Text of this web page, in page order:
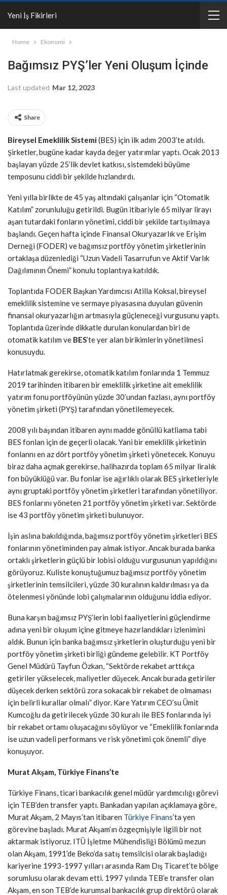
Yeni İş Fikirleri
Home Ekonomi
Bağımsız PYŞ’ler Yeni Oluşum İçinde
Last updated Mar 12, 2023
Share
Bireysel Emeklilik Sistemi(BES) için ilk adım 2003’te atıldı.
Şirketler, bugüne kadar kayda değer yatırımlar yaptı. Ocak 2013
başlayan yüzde 25’lik devlet katkısı, sistemdeki büyüme
temposunu ciddi bir şekilde hızlandırdı.
Yeni yılla birlikte de 45 yaş altındaki çalışanlar için “Otomatik
Katılım” zorunluluğu getirildi. Bugün itibariyle 65 milyar lirayı
aşan tutardaki fonların yönetimi, ciddi bir şekilde tartışılmaya
başlandı. Geçen hafta içinde Finansal Okuryazarlık ve Erişim
Derneği (FODER) ve bağımsız portföy yönetim şirketlerinin
ortaklaşa düzenlediği “Uzun Vadeli Tasarrufun ve Aktif Varlık
Dağılımının Önemi” konulu toplantıya katıldık.
Toplantıda FODER Başkan Yardımcısı Atilla Koksal, bireysel
emeklilik sistemine ve sermaye piyasasına duyulan güvenin
finansal okuryazarlığın artmasıyla güçleneceği vurgusunu yaptı.
Toplantıda üzerinde dikkatle durulan konulardan biri de
otomatik katılım ve BES’te yer alan birikimlerin yönetilmesi
konusuydu.
Hatırlatmak gerekirse, otomatik katılım fonlarında 1 Temmuz
2019 tarihinden itibaren bir emeklilik şirketine ait emeklilik
yatırım fonu portföyünün yüzde 30’undan fazlası, aynı portföy
yönetim şirketi (PYŞ) tarafından yönetilemeyecek.
2008 yılı başından itibaren aynı madde gönüllü katliama tabi
BES fonlan için de geçerli olacak. Yani bir emeklilik şirketinin
fonlannı en az dört portföy yönetim şirketi yönetecek. Konuyu
biraz daha açmak gerekirse, halihazırda toplam 65 milyar liralık
fon büyüklüğü var. Bu fonlar ise ağırlıklı olarak BES şirketleriyle
aynı gruptaki portföy yönetim şirketleri tarafından yönetiliyor.
BES fonlarını yöneten 21 portföy yönetim şirketi var. Sektörde
ise 43 portföy yönetim şirketi bulunuyor.
İşin aslına bakıldığında, bağımsız portföy yönetim şirketleri BES
fonlarının yönetiminden pay almak istiyor. Ancak burada banka
ortaklı şirketlerin güçlü bir lobisi olduğu vurgusunun yapıldığını
görüyoruz. Kuliste konuştuğumuz bağımsız portföy yönetim
şirketlerinin temsilcileri, yüzde 30 kuralının kaldırılması ya da
ötelenmesi yönünde lobi çalışmalarının olduğunu iddia ediyor.
Buna karşın bağımsız PYŞ’lerin lobi faaliyetlerini güçlendirme
adına yeni bir oluşum içine gitmeye hazırlandıkları izlenimini
aldık. Bunun için banka bağımsız şirketlerin oluşturduğu yeni bir
portföy yönetim şirketi birliği gündeme gelebilir. KT Portföy
Genel Müdürü Tayfun Özkan, “Sektörde rekabet arttıkça
getiriler yükselecek, maliyetler düşecek. Ancak burada getiriler
düşecek derken sektörü zora sokacak bir rekabet de olmaması
için belirli kurallar olmalı” diyor. Kare Yatırım CEO’su Ümit
Kumcoğlu da getirilecek yüzde 30 kuralı ile BES fonlarında iyi
bir rekabet ortamı oluşacağını söylüyor ve “Emeklilik fonlarında
ise uzun vadeli performans ve risk yönetimi çok önemli” diye
konuşuyor.
Murat Akşam, Türkiye Finans’te
Türkiye Finans, ticari bankacılık genel müdür yardımcılığı görevi
için TEB’den transfer yaptı. Bankadan yapılan açıklamaya göre,
Murat Akşam, 2 Mayıs’tan itibaren Türkiye Finans’ta yen
görevine başladı. Murat Akşam’ın özgeçmişiyle ilgili bir not
aktarmak istiyoruz. ITÜ İşletme Mühendisliği Bölümü mezun
olan Akşam, 1991’de Beko’da satış temsilcisi olarak başladığı
kariyerine 1993-1997 yılları arasında Ram Dış Ticaret’te bölge
sorumlusu olarak devam etti. 1997 yılında TEB’e transfer olan
Akşam, en son TEB’de kurumsal bankacılık grup direktörü olarak